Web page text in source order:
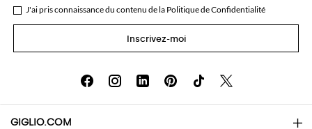
J'ai pris connaissance du contenu de la Politique de Confidentialité
Inscrivez-moi
GIGLIO.COM